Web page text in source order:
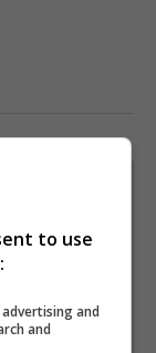
листи
to use
and
and